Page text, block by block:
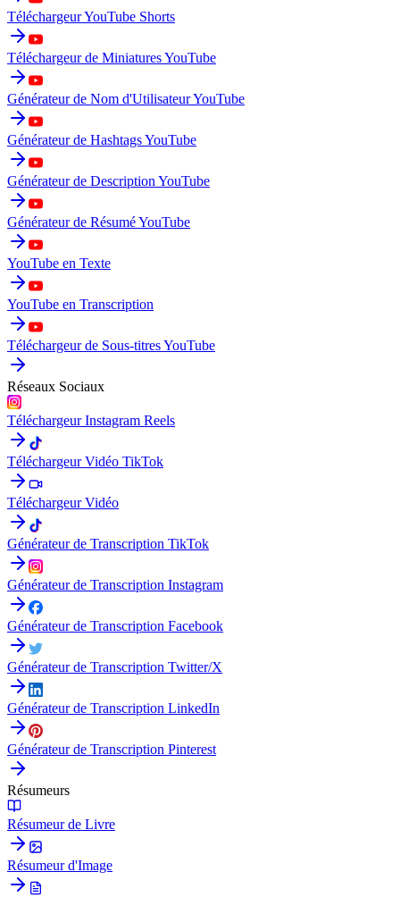
Téléchargeur YouTube Shorts
Téléchargeur de Miniatures YouTube
Générateur de Nom d'Utilisateur YouTube
Générateur de Hashtags YouTube
Générateur de Description YouTube
Générateur de Résumé YouTube
YouTube en Texte
YouTube en Transcription
Téléchargeur de Sous-titres YouTube
Réseaux Sociaux
Téléchargeur Instagram Reels
Téléchargeur Vidéo TikTok
Téléchargeur Vidéo
Générateur de Transcription TikTok
Générateur de Transcription Instagram
Générateur de Transcription Facebook
Générateur de Transcription Twitter/X
Générateur de Transcription LinkedIn
Générateur de Transcription Pinterest
Résumeurs
Résumeur de Livre
Résumeur d'Image